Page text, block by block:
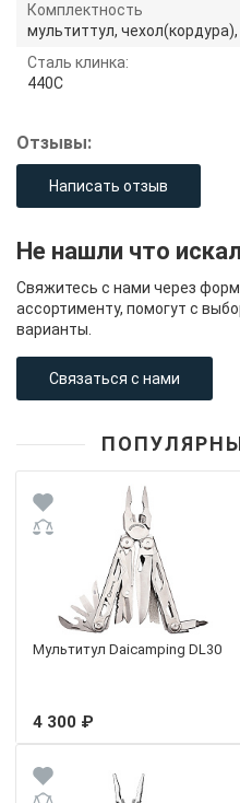
Комплектность
мультиттул,
Сталь клинка:
440C
Отзывы:
Написать отзыв
Не нашли что
Свяжитесь с нами через
ассортименту, помогут с
варианты.
Связаться с нами
Мультитул Daicamping DL30
4 300 ₽